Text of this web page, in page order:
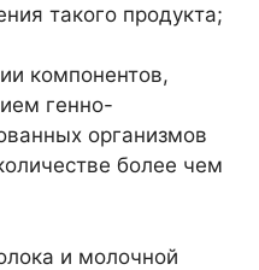
такого продукта;
компонентов,
генно-
организмов
более чем
и молочной